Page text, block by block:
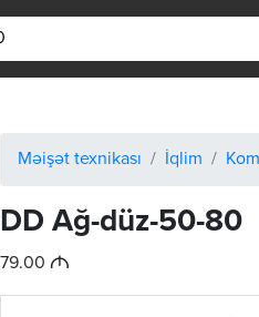
Məişət texnikası İqlim
DD Ağ-düz-50-80
79.00 M